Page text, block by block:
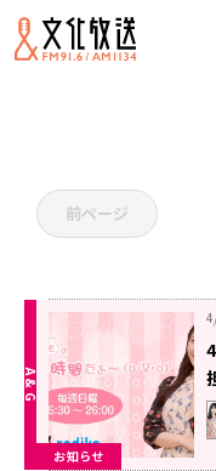
麻倉ももの
前ページ
お知らせ